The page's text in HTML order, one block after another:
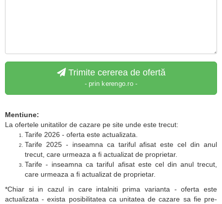
Trimite cererea de ofertă
- prin kerengo.ro -
Mentiune:
La ofertele unitatilor de cazare pe site unde este trecut:
Tarife 2026 - oferta este actualizata.
Tarife 2025 - inseamna ca tariful afisat este cel din anul
trecut, care urmeaza a fi actualizat de proprietar.
Tarife - inseamna ca tariful afisat este cel din anul trecut,
care urmeaza a fi actualizat de proprietar.
*Chiar si in cazul in care intalniti prima varianta - oferta este
actualizata - exista posibilitatea ca unitatea de cazare sa fie pre-